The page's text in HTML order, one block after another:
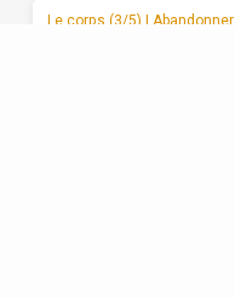
Le corps (3/5) | Abandonner